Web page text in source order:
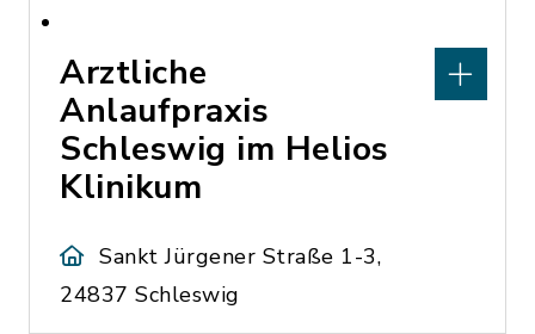
Arztliche
Anlaufpraxis
Schleswig im Helios
Klinikum
Sankt Jürgener Straße 1-3,
24837 Schleswig